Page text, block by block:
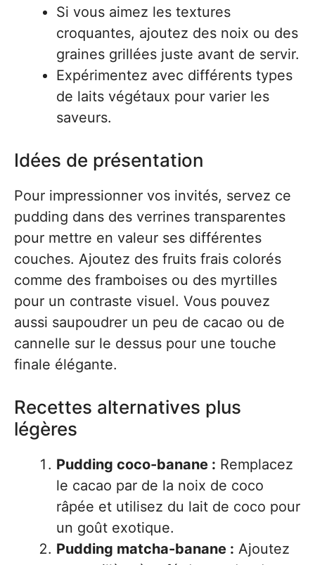
Si vous aimez les textures
croquantes, ajoutez des noix ou des
graines grillées juste avant de servir.
Expérimentez avec différents types
de laits végétaux pour varier les
saveurs.
Idées de présentation
Pour impressionner vos invités, servez ce
pudding dans des verrines transparentes
pour mettre en valeur ses différentes
couches. Ajoutez des fruits frais colorés
comme des framboises ou des myrtilles
pour un contraste visuel. Vous pouvez
aussi saupoudrer un peu de cacao ou de
cannelle sur le dessus pour une touche
finale élégante.
Recettes alternatives plus
légères
Pudding coco-banane : Remplacez
le cacao par de la noix de coco
râpée et utilisez du lait de coco pour
un goût exotique.
Pudding matcha-banane : Ajoutez